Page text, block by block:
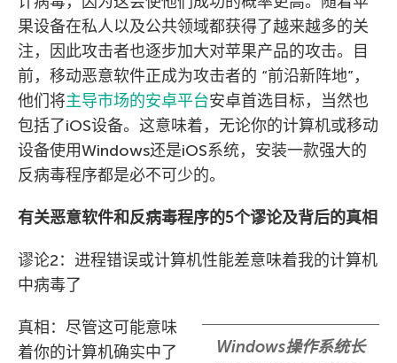
果设备在私人以及公共领域都获得了越来越多的关
注，因此攻击者也逐步加大对苹果产品的攻击。目
前，移动恶意软件正成为攻击者的 “前沿新阵地”，
他们将主导市场的安卓平台安卓首选目标，当然也
包括了iOS设备。这意味着，无论你的计算机或移动
设备使用Windows还是iOS系统，安装一款强大的
反病毒程序都是必不可少的。
有关恶意软件和反病毒程序的5个谬论及背后的真相
谬论2：进程错误或计算机性能差意味着我的计算机
中病毒了
Windows操作系统长
真相：尽管这可能意味
着你的计算机确实中了